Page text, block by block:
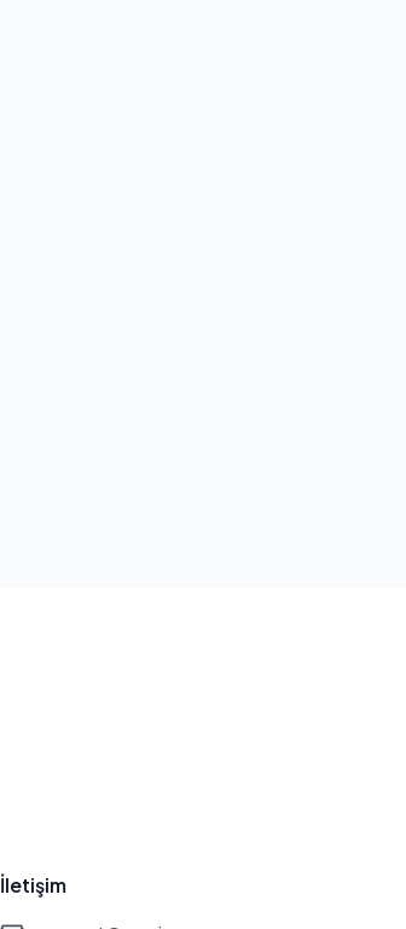
İletişim